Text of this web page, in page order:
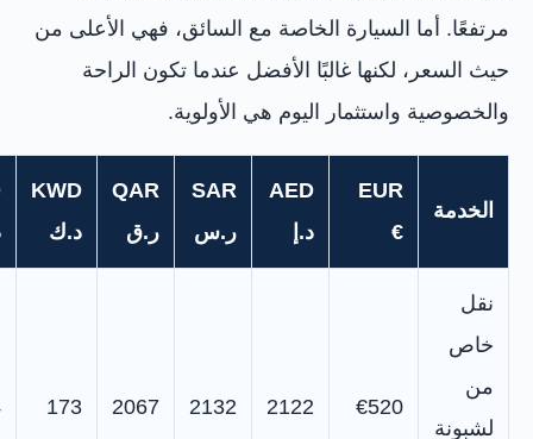
مرتفعًا. أما السيارة الخاصة مع السائق، فهي الأعلى من
حيث السعر، لكنها غالبًا الأفضل عندما تكون الراحة
والخصوصية واستثمار اليوم هي الأولوية.
الخدمة
EUR
€
AED
د.إ
SAR
ر.س
QAR
ر.ق
KWD
د.ك
نقل
خاص
من
لشبونة
€520
2122
2132
2067
173